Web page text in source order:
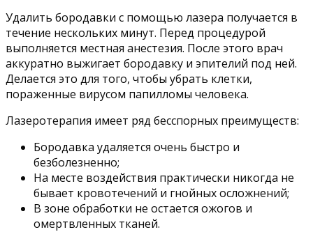
Удалить бородавки с помощью лазера получается в
течение нескольких минут. Перед процедурой
выполняется местная анестезия. После этого врач
аккуратно выжигает бородавку и эпителий под ней.
Делается это для того, чтобы убрать клетки,
пораженные вирусом папилломы человека.
Лазеротерапия имеет ряд бесспорных преимуществ:
Бородавка удаляется очень быстро и
безболезненно;
На месте воздействия практически никогда не
бывает кровотечений и гнойных осложнений;
В зоне обработки не остается ожогов и
омертвленных тканей.